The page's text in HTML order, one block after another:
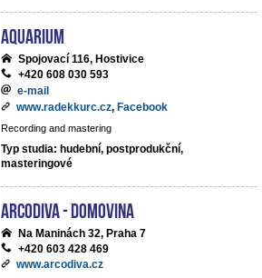
Aquarium
Spojovací 116, Hostivice
+420 608 030 593
e-mail
www.radekkurc.cz, Facebook
Recording and mastering
Typ studia: hudební, postprodukční,
masteringové
ArcoDiva - Domovina
Na Maninách 32, Praha 7
+420 603 428 469
www.arcodiva.cz